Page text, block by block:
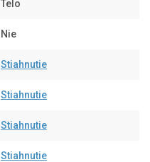
Telo
Nie
Stiahnutie
Stiahnutie
Stiahnutie
Stiahnutie